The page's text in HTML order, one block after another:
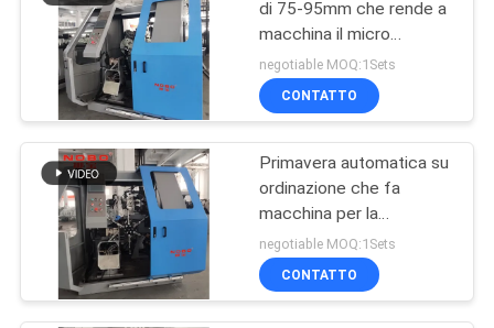
di 75-95mm che rende a
macchina il micro
macchinario premente
della primavera di Bonnell
negotiable MOQ:1Sets
CONTATTO
Primavera automatica su
ordinazione che fa
macchina per la
primavera di Bonnell del
materasso
negotiable MOQ:1Sets
CONTATTO